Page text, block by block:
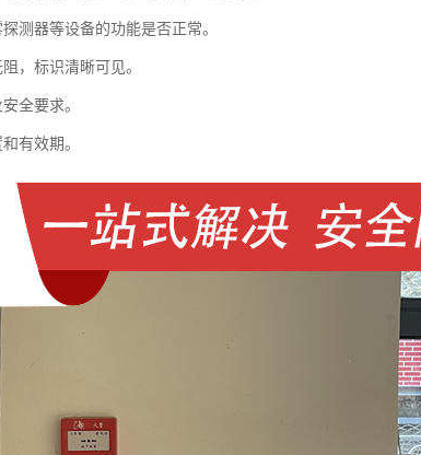
测器等设备的功能是否正常。
，标识清晰可见。
全要求。
有效期。